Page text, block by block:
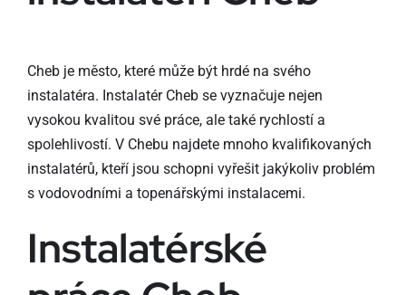
Cheb je město, které může být hrdé na svého
instalatéra. Instalatér Cheb se vyznačuje nejen
vysokou kvalitou své práce, ale také rychlostí a
spolehlivostí. V Chebu najdete mnoho kvalifikovaných
instalatérů, kteří jsou schopni vyřešit jakýkoliv problém
s vodovodními a topenářskými instalacemi.
Instalatérské